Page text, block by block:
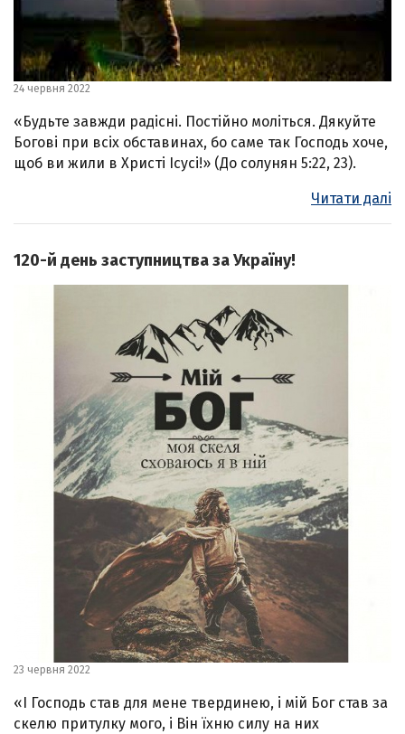
24 червня 2022
«Будьте завжди радісні. Постійно моліться. Дякуйте
Богові при всіх обставинах, бо саме так Господь хоче,
щоб ви жили в Христі Ісусі!» (До солунян 5:22, 23).
Читати далі
120-й день заступництва за Україну!
23 червня 2022
«І Господь став для мене твердинею, і мій Бог став за
скелю притулку мого, і Він їхню силу на них